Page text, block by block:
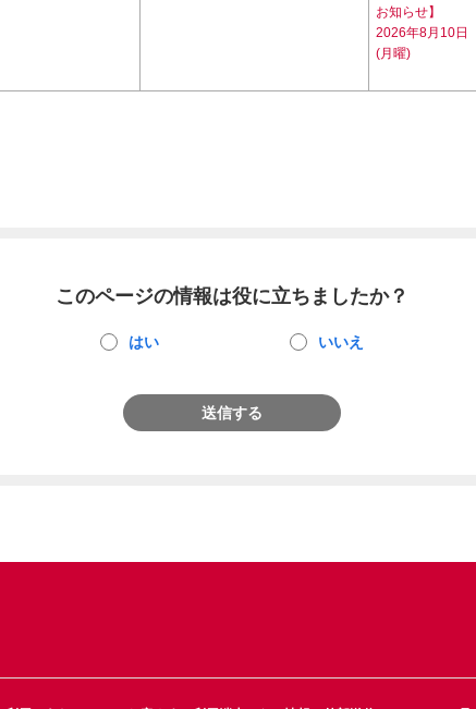
お知らせ】
2026年8月10日
(月曜)
このページの情報は役に立ちましたか？
はい いいえ
送信する